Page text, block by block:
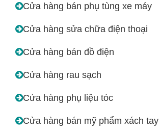
Cửa hàng bán phụ tùng xe máy
Cửa hàng sửa chữa điện thoại
Cửa hàng bán đồ điện
Cửa hàng rau sạch
Cửa hàng phụ liệu tóc
Cửa hàng bán mỹ phẩm xách tay